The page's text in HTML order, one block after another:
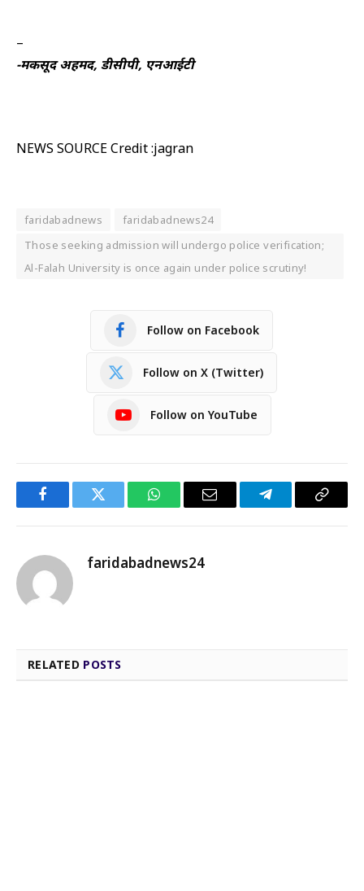
–
-मकसूद अहमद, डीसीपी, एनआईटी
NEWS SOURCE Credit :jagran
faridabadnews
faridabadnews24
Those seeking admission will undergo police verification;
Al-Falah University is once again under police scrutiny!
Follow on Facebook
Follow on X (Twitter)
Follow on YouTube
FacebookTwitter WhatsAppEmail TelegramCopy
faridabadnews24
RELATED POSTS